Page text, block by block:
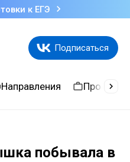
к ЕГЭ
Подписаться
Направления
побывала в